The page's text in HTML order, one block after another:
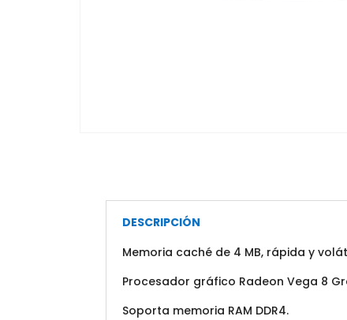
DESCRIPCIÓN
Memoria caché de 4 MB, rápida y
Procesador gráfico Radeon Vega 8
Soporta memoria RAM DDR4.